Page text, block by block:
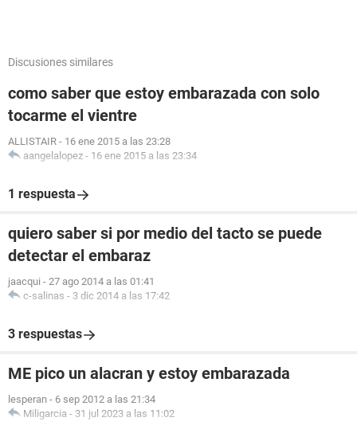
Discusiones similares
como saber que estoy embarazada con solo
tocarme el vientre
ALLISTAIR - 16 ene 2015 a las 23:28
aangelalopez - 16 ene 2015 a las 23:34
1 respuesta
quiero saber si por medio del tacto se puede
detectar el embaraz
jaacqui - 27 ago 2014 a las 01:41
c-salinas - 3 dic 2014 a las 17:42
3 respuestas
ME pico un alacran y estoy embarazada
lesperan - 6 sep 2012 a las 21:34
Miligarcia - 31 jul 2023 a las 11:02